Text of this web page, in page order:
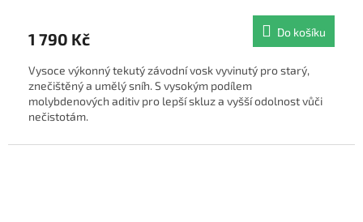
1 790 Kč Do košíku
Vysoce výkonný tekutý závodní vosk vyvinutý pro starý,
znečištěný a umělý sníh. S vysokým podílem
molybdenových aditiv pro lepší skluz a vyšší odolnost vůči
nečistotám.